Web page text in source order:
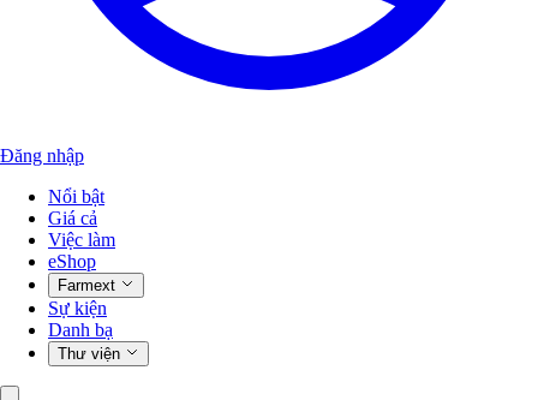
Đăng nhập
Nổi bật
Giá cả
Việc làm
eShop
Farmext
Sự kiện
Danh bạ
Thư viện